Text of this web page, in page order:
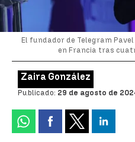
El fundador de Telegram
en Francia tras
Zaira González
Publicado: 29 de agosto de